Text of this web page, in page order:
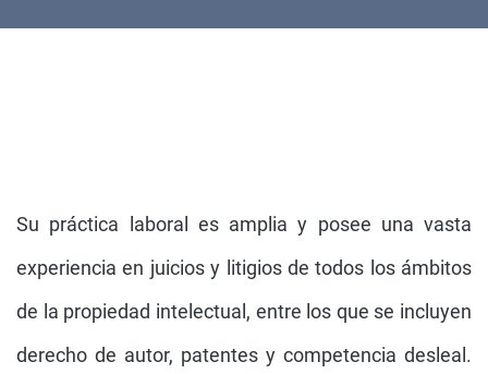
Su práctica laboral es amplia y posee una vasta
experiencia en juicios y litigios de todos los ámbitos
de la propiedad intelectual, entre los que se incluyen
derecho de autor, patentes y competencia desleal.